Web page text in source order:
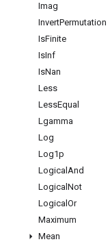
Imag
InvertPermutation
IsFinite
IsInf
IsNan
Less
LessEqual
Lgamma
Log
Log1p
Logical And
Logical Not
Logical Or
Maximum
Mean